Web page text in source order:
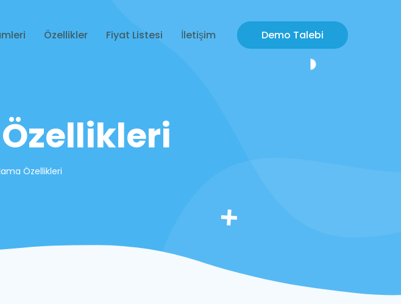
Özellikler Fiyat Listesi İletişim Demo Talebi
Özellikleri